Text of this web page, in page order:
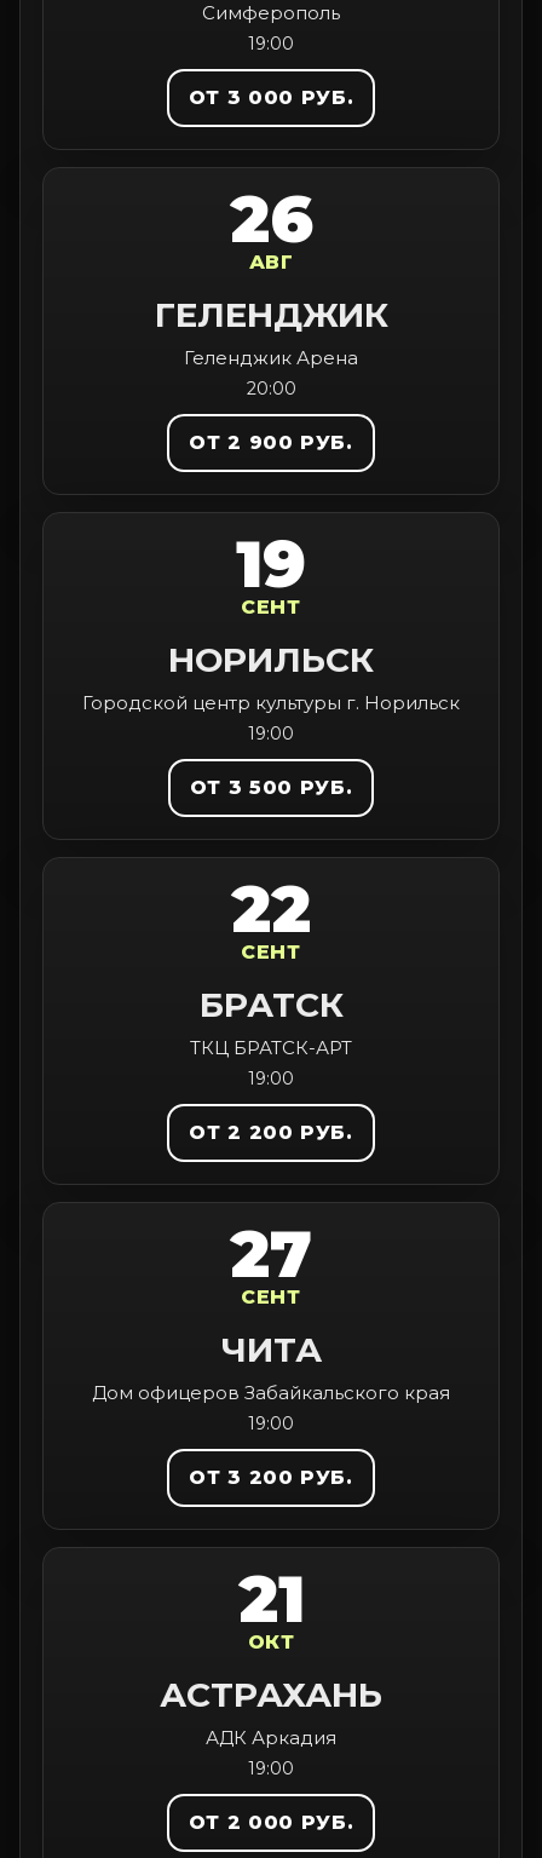
Симферополь
19:00
ОТ 3 000 РУБ.
26
АВГ
ГЕЛЕНДЖИК
Геленджик Арена
20:00
ОТ 2 900 РУБ.
19
СЕНТ
НОРИЛЬСК
Городской центр культуры г. Норильск
19:00
ОТ 3 500 РУБ.
22
СЕНТ
БРАТСК
ТКЦ БРАТСК-АРТ
19:00
ОТ 2 200 РУБ.
27
СЕНТ
ЧИТА
Дом офицеров Забайкальского края
19:00
ОТ 3 200 РУБ.
21
ОКТ
АСТРАХАНЬ
АДК Аркадия
19:00
ОТ 2 000 РУБ.